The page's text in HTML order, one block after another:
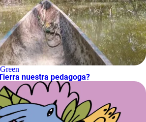
nuestra pedagoga?